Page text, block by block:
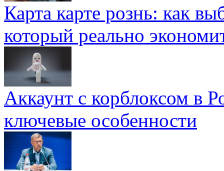
Карта карте рознь: как
который реально
Аккаунт с корблоксом в
ключевые особенности